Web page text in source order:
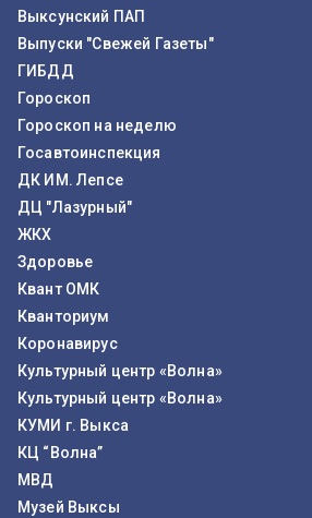
Выксунский ПАП
Выпуски "Свежей Газеты"
ГИБДД
Гороскоп
Гороскоп на неделю
Госавтоинспекция
ДК ИМ. Лепсе
ДЦ "Лазурный"
ЖКХ
Здоровье
Квант ОМК
Кванториум
Коронавирус
Культурный центр «Волна»
Культурный центр «Волна»
КУМИ г. Выкса
КЦ “Волна”
МВД
Музей Выксы